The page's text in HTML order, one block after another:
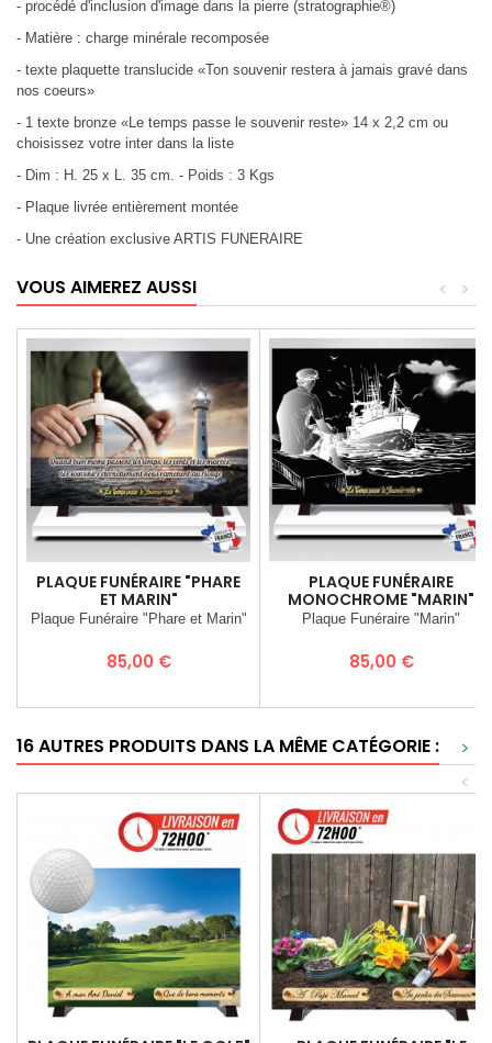
- procédé d'inclusion d'image dans la pierre (stratographie®)
- Matière : charge minérale recomposée
- texte plaquette translucide «Ton souvenir restera à jamais gravé dans
nos coeurs»
- 1 texte bronze «Le temps passe le souvenir reste» 14 x 2,2 cm ou
choisissez votre inter dans la liste
- Dim : H. 25 x L. 35 cm. - Poids : 3 Kgs
- Plaque livrée entièrement montée
- Une création exclusive ARTIS FUNERAIRE
VOUS AIMEREZ AUSSI >
<
PLAQUE FUNÉRAIRE "PHARE
ET MARIN"
Plaque Funéraire "Phare et Marin"
Prix
85,00 €
PLAQUE FUNÉRAIRE
MONOCHROME "MARIN"
Plaque Funéraire "Marin"
Prix
85,00 €
16 AUTRES PRODUITS DANS LA MÊME CATÉGORIE :
>
<